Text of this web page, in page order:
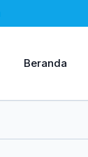
Beranda